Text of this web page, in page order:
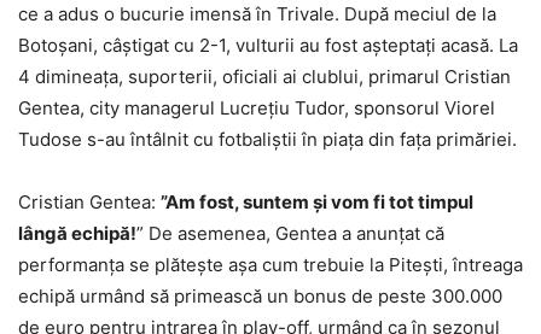
ce a adus o bucurie imensă în Trivale. După meciul de la
Botoșani, câștigat cu 2-1, vulturii au fost așteptați acasă. La
4 dimineața, suporterii, oficiali ai clublui, primarul Cristian
Gentea, city managerul Lucrețiu Tudor, sponsorul Viorel
Tudose s-au întâlnit cu fotbaliștii în piața din fața primăriei.
Cristian Gentea: ”Am fost, suntem și vom fi tot timpul
lângă echipă!” De asemenea, Gentea a anunțat că
performanța se plătește așa cum trebuie la Pitești, întreaga
echipă urmând să primească un bonus de peste 300.000
de euro pentru intrarea în play-off, urmând ca în sezonul